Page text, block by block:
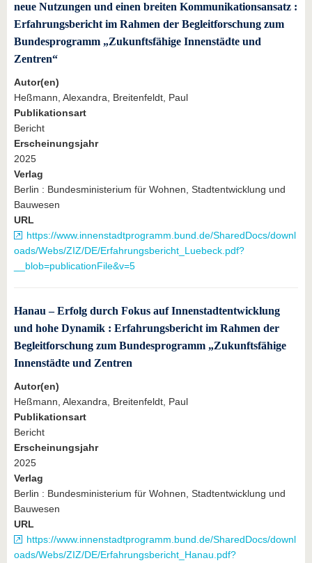
neue Nutzungen und einen breiten Kommunikationsansatz :
Erfahrungsbericht im Rahmen der Begleitforschung zum
Bundesprogramm „Zukunftsfähige Innenstädte und
Zentren“
Autor(en)
Heßmann, Alexandra, Breitenfeldt, Paul
Publikationsart
Bericht
Erscheinungsjahr
2025
Verlag
Berlin : Bundesministerium für Wohnen, Stadtentwicklung und
Bauwesen
URL
https://www.innenstadtprogramm.bund.de/SharedDocs/downl
oads/Webs/ZIZ/DE/Erfahrungsbericht_Luebeck.pdf?
__blob=publicationFile&v=5
Hanau – Erfolg durch Fokus auf Innenstadtentwicklung
und hohe Dynamik : Erfahrungsbericht im Rahmen der
Begleitforschung zum Bundesprogramm „Zukunftsfähige
Innenstädte und Zentren
Autor(en)
Heßmann, Alexandra, Breitenfeldt, Paul
Publikationsart
Bericht
Erscheinungsjahr
2025
Verlag
Berlin : Bundesministerium für Wohnen, Stadtentwicklung und
Bauwesen
URL
https://www.innenstadtprogramm.bund.de/SharedDocs/downl
oads/Webs/ZIZ/DE/Erfahrungsbericht_Hanau.pdf?